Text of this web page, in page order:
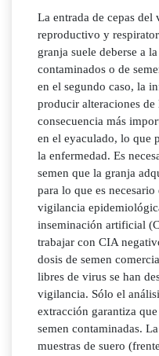
La entrada de cepas del
reproductivo y
granja suele deberse a
contaminados o de
en el segundo caso, la
producir alteraciones
consecuencia más
en el eyaculado, lo que
la enfermedad. Es
semen que la granja
para lo que es
vigilancia
inseminación artificial
trabajar con CIA
dosis de semen
libres de virus se han
vigilancia. Sólo el
extracción garantiza
semen contaminadas.
muestras de suero